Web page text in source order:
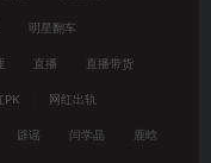
明星翻车
直播 直播带货
PK 网红出轨
辟谣 闫学晶 鹿晗